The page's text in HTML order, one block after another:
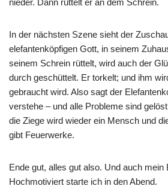
nieder. Dann rüttelt er an dem Schrein.
In der nächsten Szene sieht der
elefantenköpfigen Gott, in seinem
seinem Schrein rüttelt, wird auch der
durch geschüttelt. Er torkelt; und ihm
gebraucht wird. Also sagt der
verstehe – und alle Probleme sind
die Ziege wird wieder ein Mensch und
gibt Feuerwerke.
Ende gut, alles gut also. Und auch mein
Hochmotiviert starte ich in den Abend.